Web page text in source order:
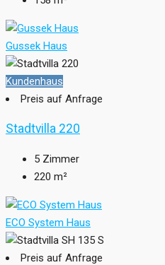
Gussek Haus
Kundenhaus
Preis auf Anfrage
Stadtvilla 220
5 Zimmer
220 m²
ECO System Haus
Preis auf Anfrage